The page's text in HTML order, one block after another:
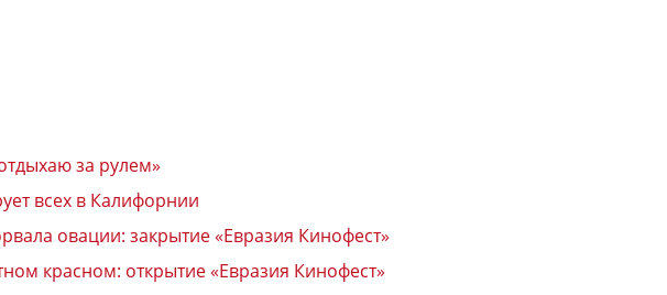
за рулем»
всех в Калифорнии
овации: закрытие «Евразия Кинофест»
красном: открытие «Евразия Кинофест»